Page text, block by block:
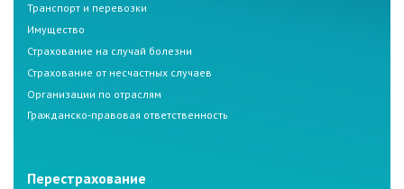
Транспорт и перевозки
Имущество
Страхование на случай болезни
Страхование от несчастных случаев
Организации по отраслям
Гражданско-правовая ответственность
Перестрахование